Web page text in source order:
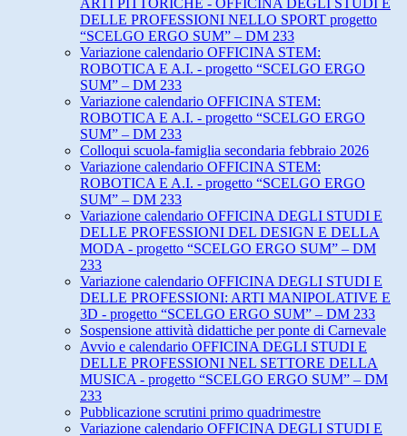
ARTI PITTORICHE - OFFICINA DEGLI STUDI E
DELLE PROFESSIONI NELLO SPORT progetto
“SCELGO ERGO SUM” – DM 233
Variazione calendario OFFICINA STEM:
ROBOTICA E A.I. - progetto “SCELGO ERGO
SUM” – DM 233
Variazione calendario OFFICINA STEM:
ROBOTICA E A.I. - progetto “SCELGO ERGO
SUM” – DM 233
Colloqui scuola-famiglia secondaria febbraio 2026
Variazione calendario OFFICINA STEM:
ROBOTICA E A.I. - progetto “SCELGO ERGO
SUM” – DM 233
Variazione calendario OFFICINA DEGLI STUDI E
DELLE PROFESSIONI DEL DESIGN E DELLA
MODA - progetto “SCELGO ERGO SUM” – DM
233
Variazione calendario OFFICINA DEGLI STUDI E
DELLE PROFESSIONI: ARTI MANIPOLATIVE E
3D - progetto “SCELGO ERGO SUM” – DM 233
Sospensione attività didattiche per ponte di Carnevale
Avvio e calendario OFFICINA DEGLI STUDI E
DELLE PROFESSIONI NEL SETTORE DELLA
MUSICA - progetto “SCELGO ERGO SUM” – DM
233
Pubblicazione scrutini primo quadrimestre
Variazione calendario OFFICINA DEGLI STUDI E